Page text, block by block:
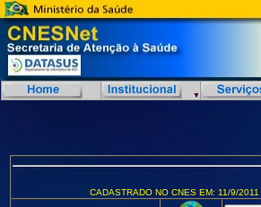
CADASTRADO NO CNES EM: 11/9/2011